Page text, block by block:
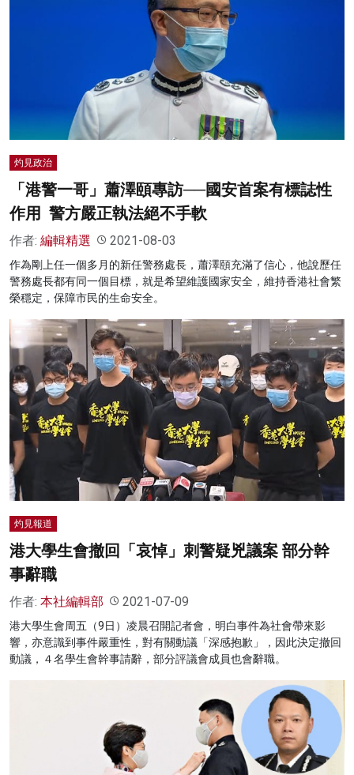
灼見政治
「港警一哥」蕭澤頤專訪──國安首案有標誌性
作用 警方嚴正執法絕不手軟
作者: 編輯精選 2021-08-03
作為剛上任一個多月的新任警務處長，蕭澤頤充滿了信心，他說歷任
警務處長都有同一個目標，就是希望維護國家安全，維持香港社會繁
榮穩定，保障市民的生命安全。
灼見報道
港大學生會撤回「哀悼」刺警疑兇議案 部分幹
事辭職
作者: 本社編輯部 2021-07-09
港大學生會周五（9日）凌晨召開記者會，明白事件為社會帶來影
響，亦意識到事件嚴重性，對有關動議「深感抱歉」，因此決定撤回
動議，４名學生會幹事請辭，部分評議會成員也會辭職。